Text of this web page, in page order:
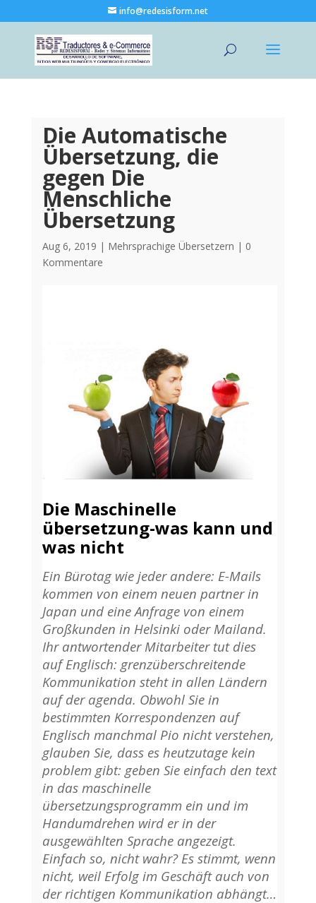
info@redesisform.net
Die Automatische
Übersetzung, die
gegen Die
Menschliche
Übersetzung
Aug 6, 2019 | Mehrsprachige Übersetzern | 0
Kommentare
Die Maschinelle
übersetzung-was kann und
was nicht
Ein Bürotag wie jeder andere: E-Mails
kommen von einem neuen partner in
Japan und eine Anfrage von einem
Großkunden in Helsinki oder Mailand.
Ihr antwortender Mitarbeiter tut dies
auf Englisch: grenzüberschreitende
Kommunikation steht in allen Ländern
auf der agenda. Obwohl Sie in
bestimmten Korrespondenzen auf
Englisch manchmal Pio nicht verstehen,
glauben Sie, dass es heutzutage kein
problem gibt: geben Sie einfach den text
in das maschinelle
übersetzungsprogramm ein und im
Handumdrehen wird er in der
ausgewählten Sprache angezeigt.
Einfach so, nicht wahr? Es stimmt, wenn
nicht, weil Erfolg im Geschäft auch von
der richtigen Kommunikation abhängt…